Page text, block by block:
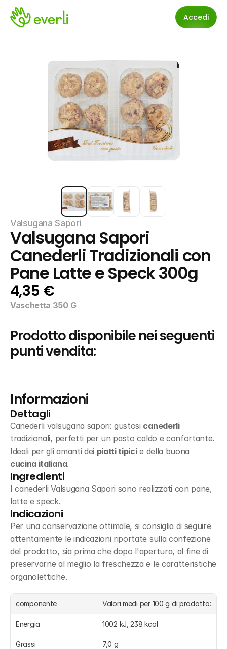
Accedi
Valsugana Sapori
Valsugana Sapori
Canederli Tradizionali con
Pane Latte e Speck 300g
4,35 €
Vaschetta 350 G
Prodotto disponibile nei seguenti
punti vendita:
Informazioni
Dettagli
Canederli valsugana sapori: gustosi canederli
tradizionali, perfetti per un pasto caldo e confortante.
Ideali per gli amanti dei piatti tipici
cucina italiana.
Ingredienti
I canederli Valsugana Sapori sono realizzati con pane,
latte e speck.
Indicazioni
Per una conservazione ottimale, si consiglia di seguire
attentamente le indicazioni riportate sulla confezione
del prodotto, sia prima che dopo l'apertura, al fine di
preservarne al meglio la freschezza e le caratteristiche
organolettiche.
componente Valori medi per 100 g di prodotto:
Energia 1002 kJ, 238 kcal
Grassi 7,0 g